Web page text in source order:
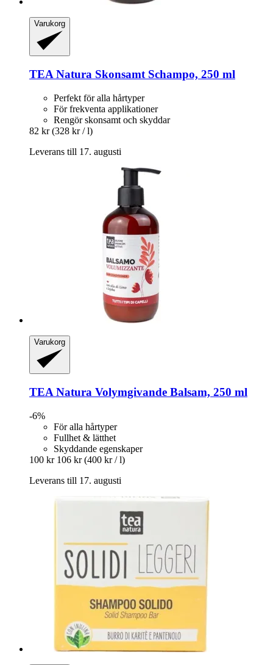
Varukorg
TEA Natura Skonsamt Schampo, 250 ml
Perfekt för alla hårtyper
För frekventa applikationer
Rengör skonsamt och skyddar
82 kr (328 kr / l)
Leverans till 17. augusti
Varukorg
TEA Natura Volymgivande Balsam, 250 ml
-6%
För alla hårtyper
Fullhet & lätthet
Skyddande egenskaper
100 kr 106 kr (400 kr / l)
Leverans till 17. augusti